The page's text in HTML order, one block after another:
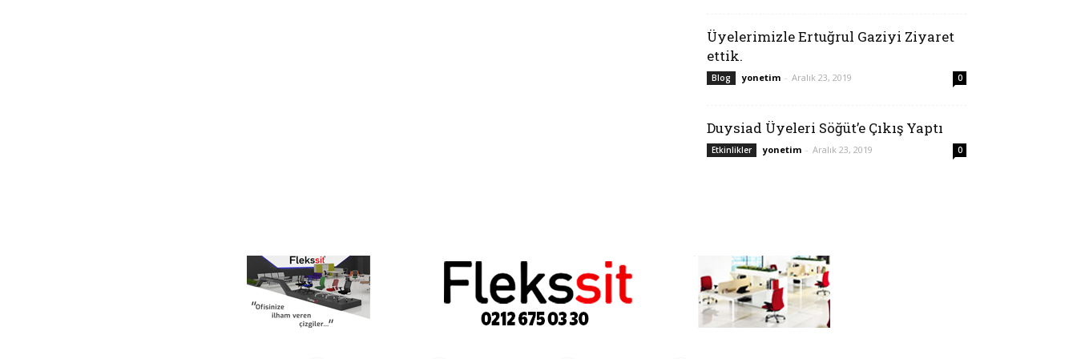
Üyelerimizle Ertuğrul Gaziyi Ziyaret
ettik.
Blog yonetim - Aralık 23, 2019 0
Duysiad Üyeleri Söğüt’e Çıkış Yaptı
Etkinlikler yonetim - Aralık 23, 2019 0